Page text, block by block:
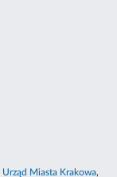
Urząd Miasta Krakowa,